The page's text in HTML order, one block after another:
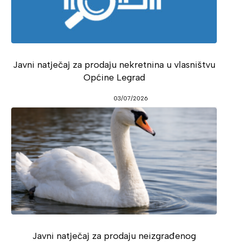
Javni natječaj za prodaju nekretnina u vlasništvu
Općine Legrad
03/07/2026
Javni natječaj za prodaju neizgrađenog